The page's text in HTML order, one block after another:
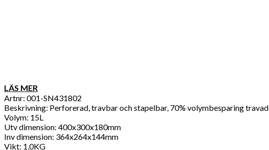
LÄS MER
Artnr: 001-SN431802
Beskrivning: Perforerad, travbar och stapelbar, 70% volymbesparing travad
Volym: 15L
Utv dimension: 400x300x180mm
Inv dimension: 364x264x144mm
Vikt: 1,0KG